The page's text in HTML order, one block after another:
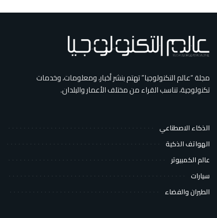
مجلة “عالم التكنولوجيا” تهتم بنشر أخبار، ومعلومات، وخدمات
تكنولوجية، تناسب القراء من مختلف الأعمار والبلدان.
الذكاء الاصطناعي
الهواتف الذكية
عالم الكمبيوتر
سيارات
الطيران والفضاء